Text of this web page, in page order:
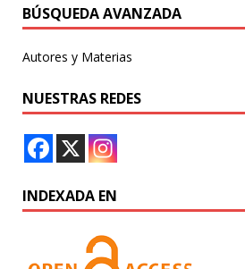
BÚSQUEDA AVANZADA
Autores y Materias
NUESTRAS REDES
INDEXADA EN